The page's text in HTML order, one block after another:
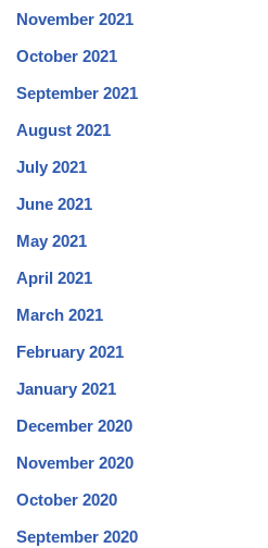
November 2021
October 2021
September 2021
August 2021
July 2021
June 2021
May 2021
April 2021
March 2021
February 2021
January 2021
December 2020
November 2020
October 2020
September 2020